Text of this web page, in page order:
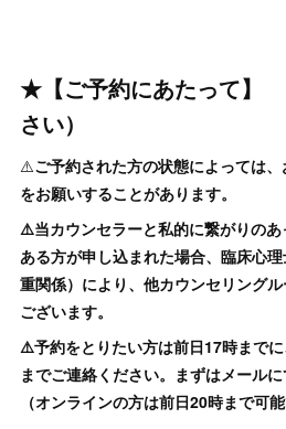
★【ご予約にあたって】
さい）
⚠️ご予約された方の状態によっては
をお願いすることがあります。
⚠️当カウンセラーと私的に繋がりの
ある方が申し込まれた場合、臨床心
重関係）により、他カウンセリング
ございます。
⚠️予約をとりたい方は前日17時まで
までご連絡ください。まずはメールに
（オンラインの方は前日20時まで可能